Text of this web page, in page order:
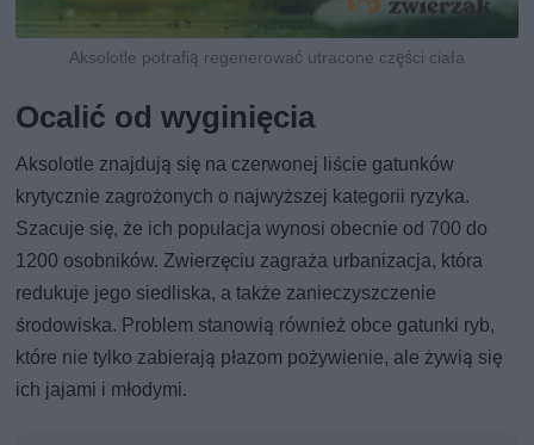
Aksolotle potrafią regenerować utracone części ciała
Ocalić od wyginięcia
Aksolotle znajdują się na czerwonej liście gatunków
krytycznie zagrożonych o najwyższej kategorii ryzyka.
Szacuje się, że ich populacja wynosi obecnie od 700 do
1200 osobników. Zwierzęciu zagraża urbanizacja, która
redukuje jego siedliska, a także zanieczyszczenie
środowiska. Problem stanowią również obce gatunki ryb,
które nie tylko zabierają płazom pożywienie, ale żywią się
ich jajami i młodymi.